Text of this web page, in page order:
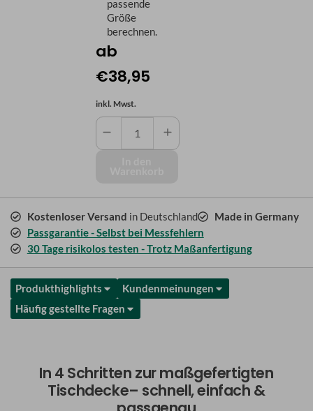
passende
Größe
berechnen.
ab
€38,95
inkl. Mwst.
Tischdecke
mit
Kostenloser Versand in Deutschland
Made in Germany
Passgarantie - Selbst bei Messfehlern
30 Tage risikolos testen - Trotz Maßanfertigung
Produkthighlights
Kundenmeinungen
Häufig gestellte Fragen
In 4 Schritten zur maßgefertigten
Tischdecke– schnell, einfach &